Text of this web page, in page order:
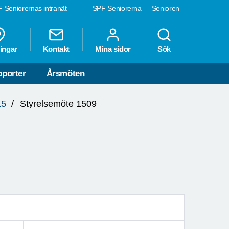
SPF Seniorerna Senioren
Seniorernas intranät
Kontakt Mina sidor Sök
Årsmöten
Styrelsemöte 1509